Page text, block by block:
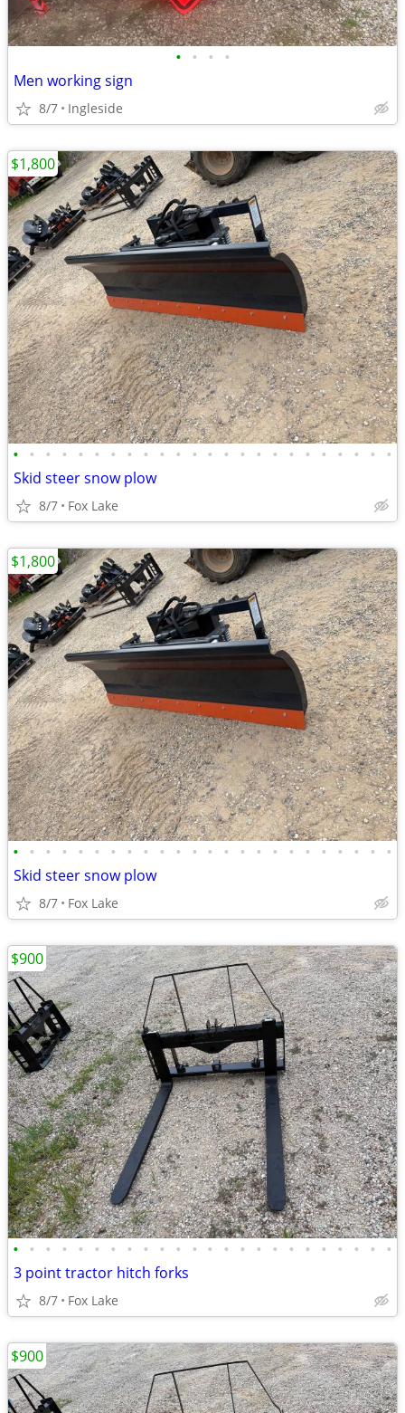
• • • •
Men working sign
8/7 Ingleside
• • • • • • • • • • • • • • • • • • • • • • • •
Skid steer snow plow
8/7 Fox Lake
$1,800
• • • • • • • • • • • • • • • • • • • • • • • •
Skid steer snow plow
8/7 Fox Lake
$1,800
• • • • • • • • • • • • • • • • • • • • • • • •
3 point tractor hitch forks
8/7 Fox Lake
$900
$900